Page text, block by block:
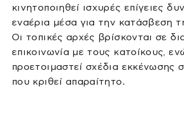
κινητοποιηθεί ισχυρές επίγειες
εναέρια μέσα για την κατάσβεση
Οι τοπικές αρχές βρίσκονται σε
επικοινωνία με τους κατοίκους,
προετοιμαστεί σχέδια εκκένωσης
που κριθεί απαραίτητο.